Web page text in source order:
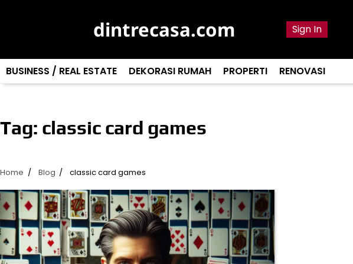
dintrecasa.com Sign In
BUSINESS / REAL ESTATE DEKORASI RUMAH PROPERTI RENOVASI
Tag: classic card games
Home Blog classic card games